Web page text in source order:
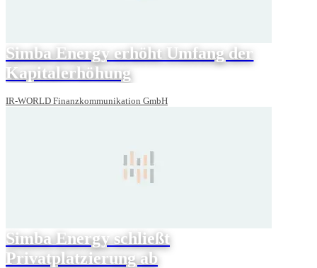
Simba Energy erhöht Umfang der
Kapitalerhöhung
IR-WORLD Finanzkommunikation GmbH
Simba Energy schließt
Privatplatzierung ab